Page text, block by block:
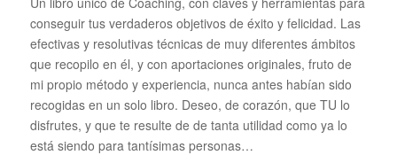
conseguir tus verdaderos objetivos de éxito y felicidad. Las
efectivas y resolutivas técnicas de muy diferentes ámbitos
que recopilo en él, y con aportaciones originales, fruto de
mi propio método y experiencia, nunca antes habían sido
recogidas en un solo libro. Deseo, de corazón, que TU lo
disfrutes, y que te resulte de de tanta utilidad como ya lo
está siendo para tantísimas personas…